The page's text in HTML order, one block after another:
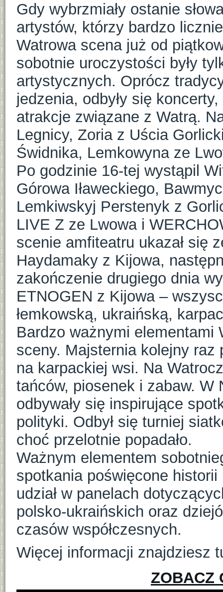
Gdy wybrzmiały ostanie
artystów, którzy bardzo
Watrowa scena już od
sobotnie uroczystości były
artystycznych. Oprócz
jedzenia, odbyły się
atrakcje związane z Watrą.
Legnicy, Zoria z Uścia
Świdnika, Lemkowyna ze
Po godzinie 16-tej wystąpil
Górowa Iławeckiego,
Lemkiwskyj Perstenyk z
LIVE Z ze Lwowa i
scenie amfiteatru ukazał się
Haydamaky z Kijowa,
zakończenie drugiego dnia
ETNOGEN z Kijowa –
łemkowską, ukraińską,
Bardzo ważnymi elementami
sceny. Majsternia kolejny raz
na karpackiej wsi. Na
tańców, piosenek i zabaw.
odbywały się inspirujące
polityki. Odbył się turniej
choć przelotnie popadało.
Ważnym elementem
spotkania poświęcone
udział w panelach
polsko-ukraińskich oraz
czasów współczesnych.
Więcej informacji znajdziesz
ZOBACZ